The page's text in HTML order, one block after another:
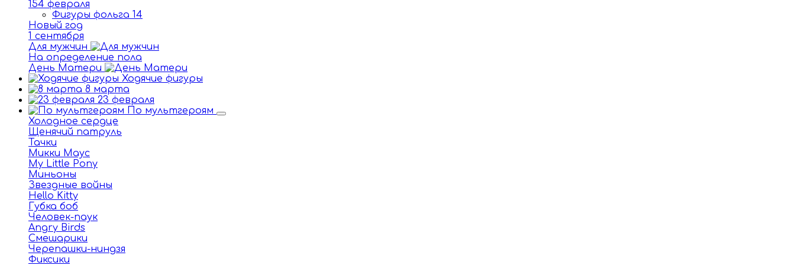
154 февраля
Фигуры фольга 14
Новый год
1 сентября
Для мужчин
На определение пола
День Матери
Ходячие фигуры
8 марта
23 февраля
По мультгероям
Холодное сердце
Щенячий патруль
Тачки
Микки Маус
My Little Pony
Миньоны
Звездные войны
Hello Kitty
Губка боб
Человек-паук
Angry Birds
Смешарики
Черепашки-ниндзя
Фиксики